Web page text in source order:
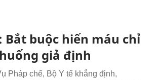
Bắt buộc hiến máu chỉ
giả định
Pháp chế, Bộ Y tế khẳng định,